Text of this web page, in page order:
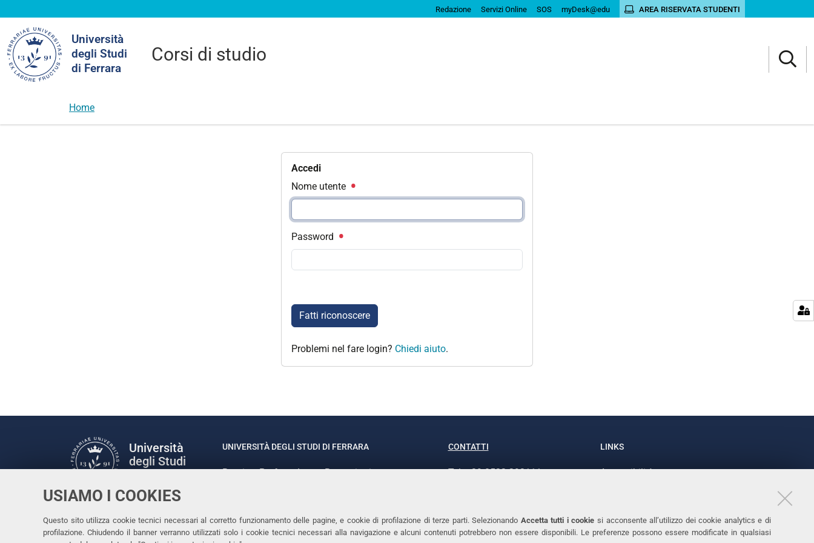
USIAMO I COOKIES
Questo sito utilizza cookie tecnici necessari al corretto funzionamento delle pagine, e cookie di profilazione di terze parti. Selezionando Accetta tutti i cookie si acconsente all’utilizzo dei cookie analytics e di
profilazione. Chiudendo il banner verranno utilizzati solo i cookie tecnici necessari alla navigazione e alcuni contenuti potrebbero non essere disponibili. Le preferenze possono essere modificate in qualsiasi
Redazione Servizi Online SOS myDesk@edu AREA RISERVATA STUDENTI
Università
degli Studi
di Ferrara
Corsi di studio
nel
sito
Home
Accedi
Nome utente
Password
Fatti riconoscere
Problemi nel fare login? Chiedi aiuto.
Università
degli Studi
Facebook
LinkedinInstagram
Youtube
UNIVERSITÀ DEGLI STUDI DI FERRARA
Rettrice: Prof.ssa Laura Ramaciotti
CONTATTI
Tel. +39 0532 293111
LINKS
Accessibilità
Cookies